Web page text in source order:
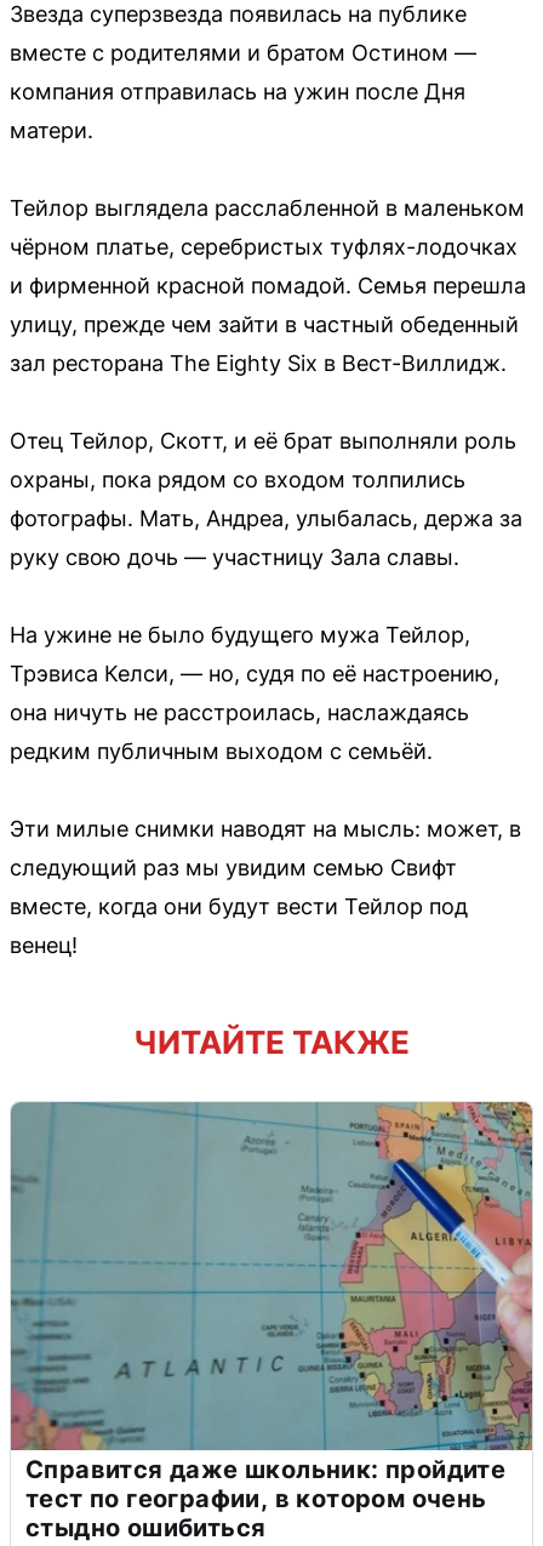
Звезда суперзвезда появилась на публике
вместе с родителями и братом Остином —
компания отправилась на ужин после Дня
матери.
Тейлор выглядела расслабленной в маленьком
чёрном платье, серебристых туфлях-лодочках
и фирменной красной помадой. Семья перешла
улицу, прежде чем зайти в частный обеденный
зал ресторана The Eighty Six в Вест-Виллидж.
Отец Тейлор, Скотт, и её брат выполняли роль
охраны, пока рядом со входом толпились
фотографы. Мать, Андреа, улыбалась, держа за
руку свою дочь — участницу Зала славы.
На ужине не было будущего мужа Тейлор,
Трэвиса Келси, — но, судя по её настроению,
она ничуть не расстроилась, наслаждаясь
редким публичным выходом с семьёй.
Эти милые снимки наводят на мысль: может, в
следующий раз мы увидим семью Свифт
вместе, когда они будут вести Тейлор под
венец!
ЧИТАЙТЕ ТАКЖЕ
Справится даже школьник: пройдите
тест по географии, в котором очень
стыдно ошибиться